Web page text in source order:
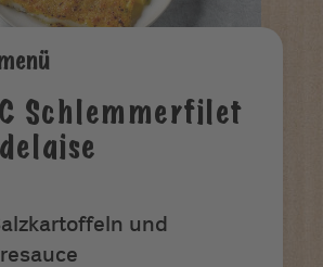
Schlemmerfilet
und